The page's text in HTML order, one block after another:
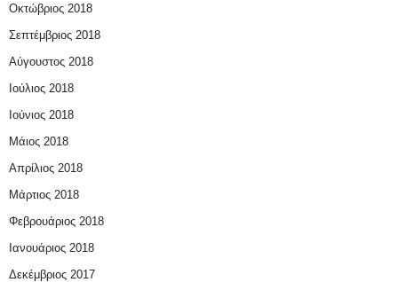
Οκτώβριος 2018
Σεπτέμβριος 2018
Αύγουστος 2018
Ιούλιος 2018
Ιούνιος 2018
Μάιος 2018
Απρίλιος 2018
Μάρτιος 2018
Φεβρουάριος 2018
Ιανουάριος 2018
Δεκέμβριος 2017